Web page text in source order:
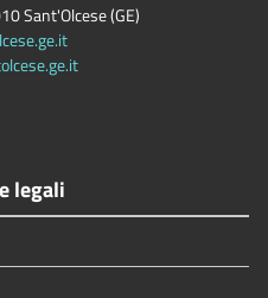
Sant'Olcese (GE)
legali